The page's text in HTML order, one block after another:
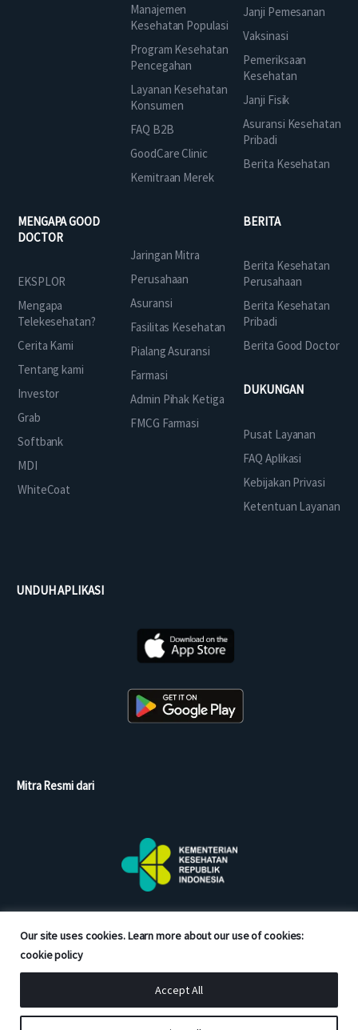
Our site uses cookies. Learn more about our use of cookies:
cookie policy
Accept All
Manajemen
Kesehatan Populasi
Program Kesehatan
Pencegahan
Layanan Kesehatan
Konsumen
FAQ B2B
GoodCare Clinic
Kemitraan Merek
Janji Pemesanan
Vaksinasi
Pemeriksaan
Kesehatan
Janji Fisik
Asuransi Kesehatan
Pribadi
Berita Kesehatan
MENGAPA GOOD
DOCTOR
EKSPLOR
Mengapa
Telekesehatan?
Cerita Kami
Tentang kami
Investor
Grab
Softbank
MDI
WhiteCoat
Jaringan Mitra
Perusahaan
Asuransi
Fasilitas Kesehatan
Pialang Asuransi
Farmasi
Admin Pihak Ketiga
FMCG Farmasi
BERITA
Berita Kesehatan
Perusahaan
Berita Kesehatan
Pribadi
Berita Good Doctor
DUKUNGAN
Pusat Layanan
FAQ Aplikasi
Kebijakan Privasi
Ketentuan Layanan
UNDUH APLIKASI
Mitra Resmi dari
Copyright © 2026 Good Doctor. All rights reserved.